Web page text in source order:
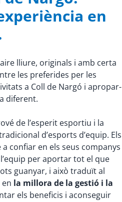
en
lliure, originals i amb certa
les preferides per les
a Coll de Nargó i apropar-
diferent.
de l’esperit esportiu i la
d’esports d’equip. Els
confiar en els seus companys
per aportar tot el que
guanyar, i això traduït al
la millora de la gestió i la
els beneficis i aconseguir